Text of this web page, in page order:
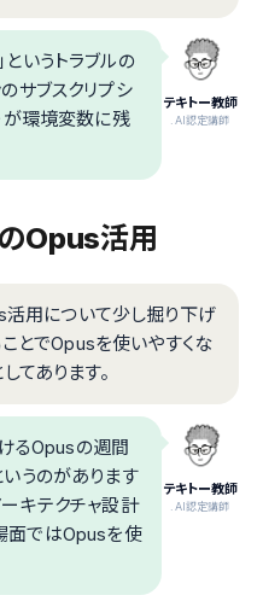
テキトー教師
.AI認定講師
というトラブルの
サブスクリプシ
が環境変数に残
Opus活用
用について少し掘り下げ
ことでOpusを使いやすくな
てあります。
テキトー教師
.AI認定講師
るOpusの週間
うのがあります
ーキテクチャ設計
面ではOpusを使